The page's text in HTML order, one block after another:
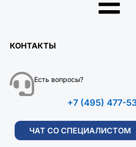
КОНТАКТЫ
Есть вопросы?
+7 (495) 477-
ЧАТ СО СПЕЦИАЛИСТОМ